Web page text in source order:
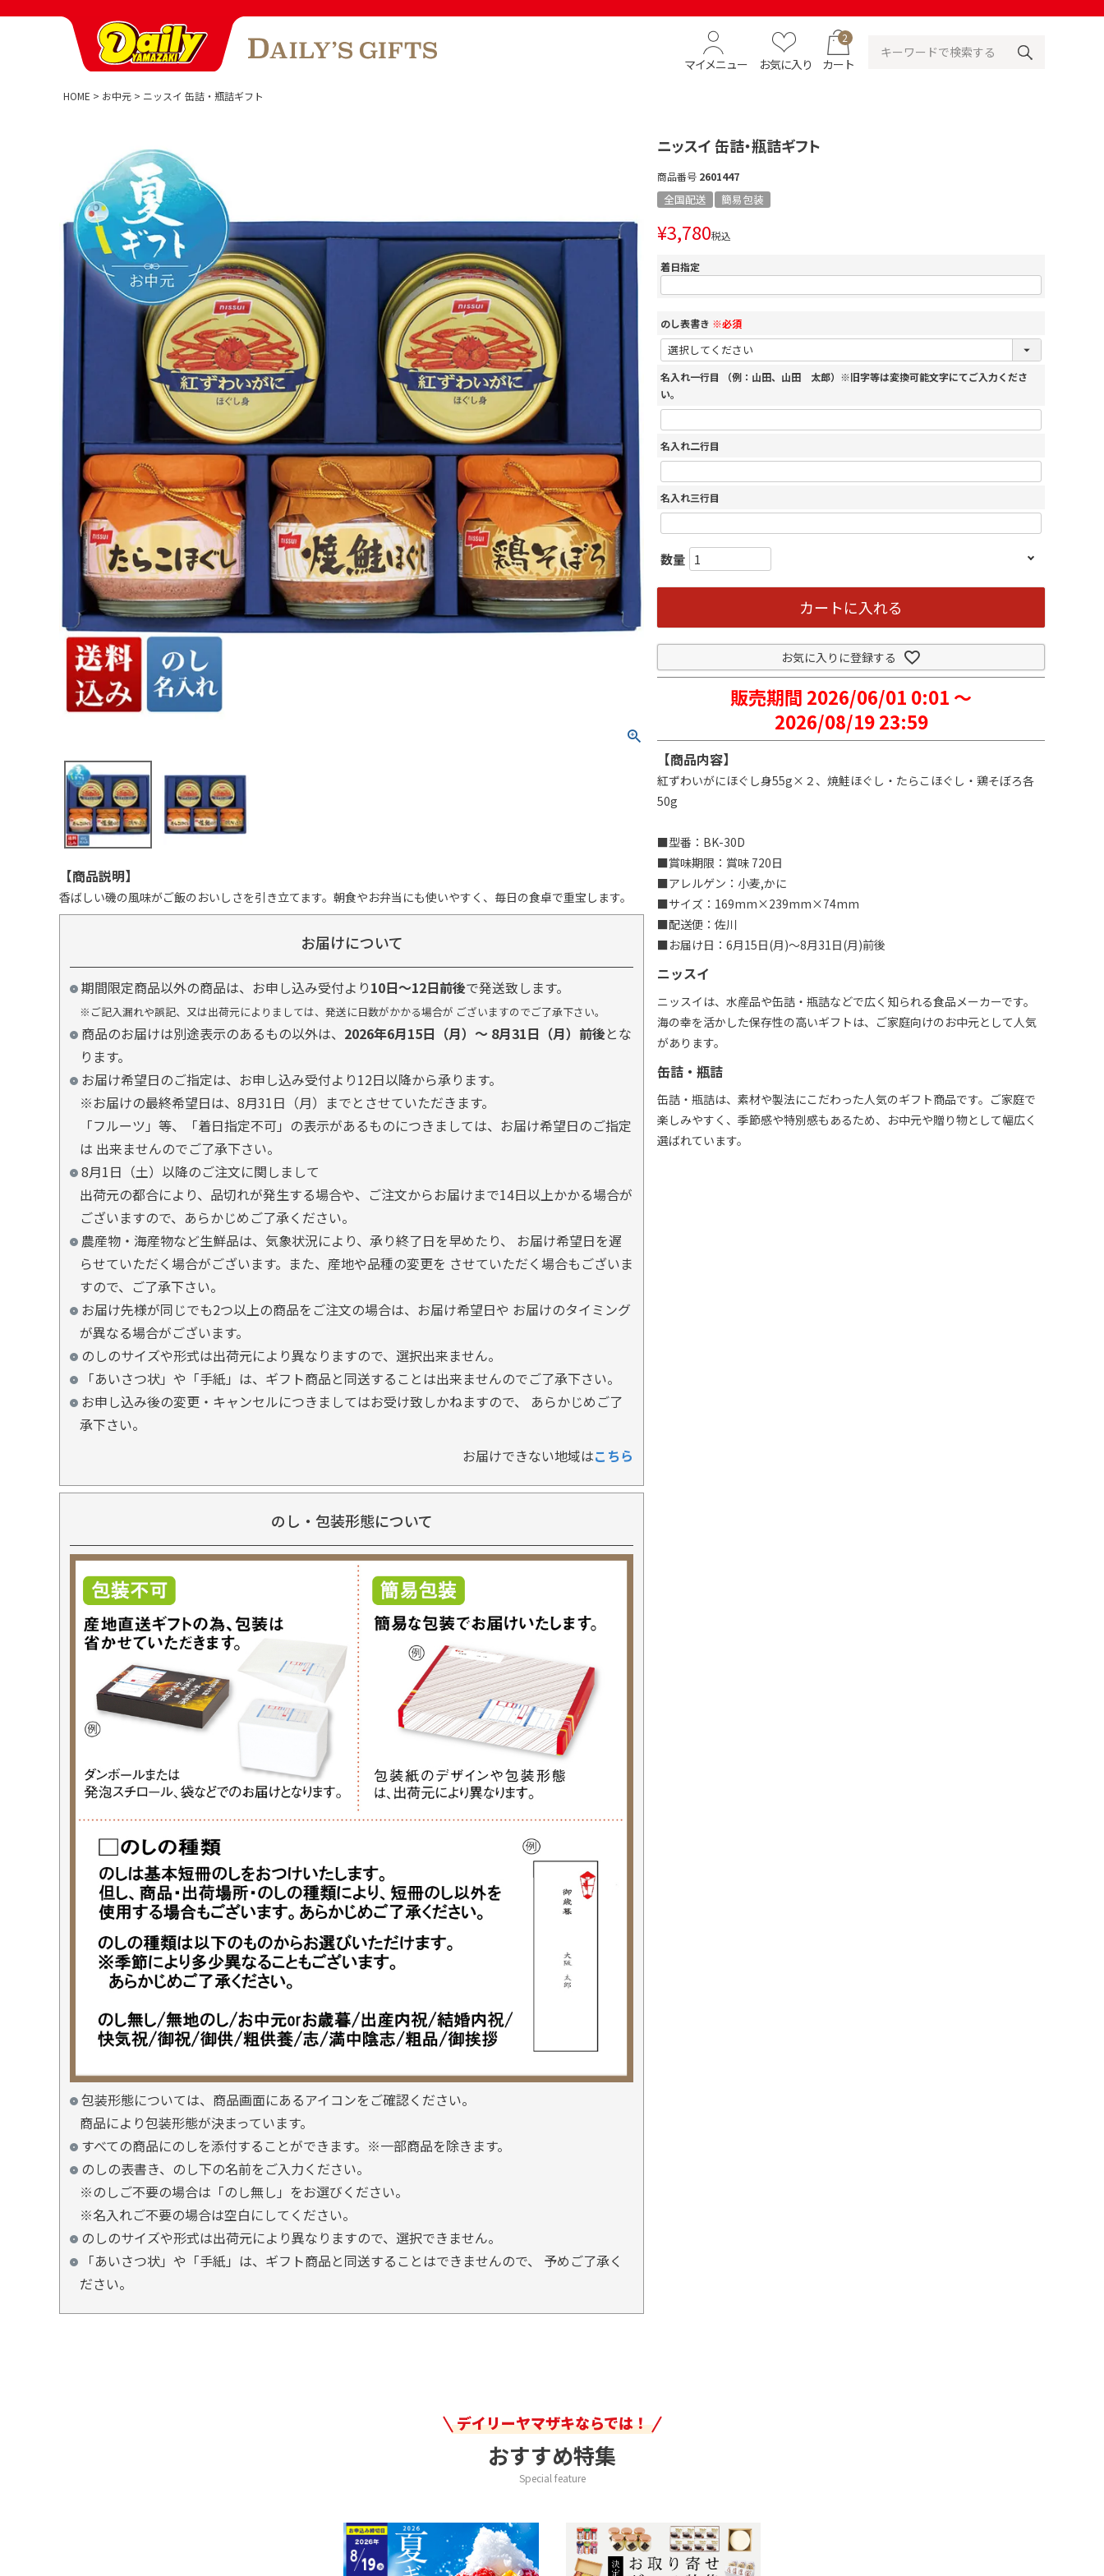
マイメニュー お気に入り
2
カート
HOME お中元 ニッスイ 缶詰・瓶詰ギフト
【商品説明】
香ばしい磯の風味がご飯のおいしさを引き立てます。朝食やお弁当にも使いやすく、毎日の食卓で重宝します。
お届けについて
期間限定商品以外の商品は、お申し込み受付より10日～12日前後で発送致します。
※ご記入漏れや誤記、又は出荷元によりましては、発送に日数がかかる場合が ございますのでご了承下さい。
商品のお届けは別途表示のあるもの以外は、 2026年6月15日（月）～ 8月31日（月）前後とな
ります。
お届け希望日のご指定は、お申し込み受付より12日以降から承ります。
※お届けの最終希望日は、8月31日（月）までとさせていただきます。
「フルーツ」等、「着日指定不可」の表示があるものにつきましては、お届け希望日のご指定
は 出来ませんのでご了承下さい。
8月1日（土）以降のご注文に関しまして
出荷元の都合により、品切れが発生する場合や、ご注文からお届けまで14日以上かかる場合が
ございますので、あらかじめご了承ください。
農産物・海産物など生鮮品は、気象状況により、承り終了日を早めたり、 お届け希望日を遅
らせていただく場合がございます。また、産地や品種の変更を させていただく場合もございま
すので、ご了承下さい。
お届け先様が同じでも2つ以上の商品をご注文の場合は、お届け希望日や お届けのタイミング
が異なる場合がございます。
のしのサイズや形式は出荷元により異なりますので、選択出来ません。
「あいさつ状」や「手紙」は、ギフト商品と同送することは出来ませんのでご了承下さい。
お申し込み後の変更・キャンセルにつきましてはお受け致しかねますので、 あらかじめご了
承下さい。
お届けできない地域はこちら
のし・包装形態について
包装形態については、商品画面にあるアイコンをご確認ください。
商品により包装形態が決まっています。
すべての商品にのしを添付することができます。※一部商品を除きます。
のしの表書き、のし下の名前をご入力ください。
※のしご不要の場合は「のし無し」をお選びください。
※名入れご不要の場合は空白にしてください。
のしのサイズや形式は出荷元により異なりますので、選択できません。
「あいさつ状」や「手紙」は、ギフト商品と同送することはできませんので、 予めご了承く
ださい。
ニッスイ 缶詰・瓶詰ギフト
商品番号 2601447
全国配送 簡易包装
¥3,780税込
着日指定
のし表書き ※必須
名入れ一行目 （例：山田、山田 太郎）※旧字等は変換可能文字にてご入力くださ
い。
名入れ二行目
名入れ三行目
カートに入れる
お気に入りに登録する
販売期間 2026/06/01 0:01 〜
2026/08/19 23:59
【商品内容】
紅ずわいがにほぐし身55g×２、焼鮭ほぐし・たらこほぐし・鶏そぼろ各
50g
■型番：BK-30D
■賞味期限：賞味 720日
■アレルゲン：小麦,かに
■サイズ：169mm×239mm×74mm
■配送便：佐川
■お届け日：6月15日(月)～8月31日(月)前後
ニッスイ
ニッスイは、水産品や缶詰・瓶詰などで広く知られる食品メーカーです。
海の幸を活かした保存性の高いギフトは、ご家庭向けのお中元として人気
があります。
缶詰・瓶詰
缶詰・瓶詰は、素材や製法にこだわった人気のギフト商品です。ご家庭で
楽しみやすく、季節感や特別感もあるため、お中元や贈り物として幅広く
選ばれています。
デイリーヤマザキならでは！
おすすめ特集
Special feature